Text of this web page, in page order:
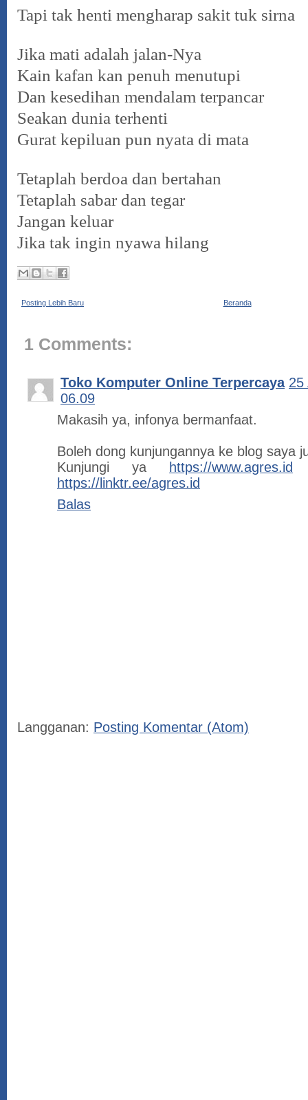
Tapi tak henti mengharap sakit tuk sirna
Jika mati adalah jalan-Nya
Kain kafan kan penuh menutupi
Dan kesedihan mendalam terpancar
Seakan dunia terhenti
Gurat kepiluan pun nyata di mata
Tetaplah berdoa dan bertahan
Tetaplah sabar dan tegar
Jangan keluar
Jika tak ingin nyawa hilang
Posting Lebih Baru Beranda
1 Comments:
Toko Komputer Online Terpercaya 25
06.09
Makasih ya, infonya bermanfaat.
Boleh dong kunjungannya ke blog saya
Kunjungi ya https://www.agres.id
https://linktr.ee/agres.id
Balas
Langganan: Posting Komentar (Atom)